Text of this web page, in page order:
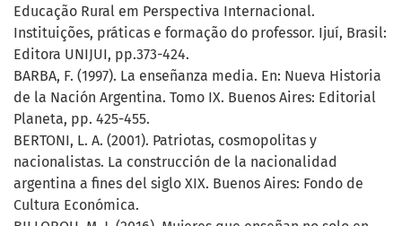
Educação Rural em Perspectiva Internacional.
Instituições, práticas e formação do professor. Ijuí, Brasil:
Editora UNIJUI, pp.373-424.
BARBA, F. (1997). La enseñanza media. En: Nueva Historia
de la Nación Argentina. Tomo IX. Buenos Aires: Editorial
Planeta, pp. 425-455.
BERTONI, L. A. (2001). Patriotas, cosmopolitas y
nacionalistas. La construcción de la nacionalidad
argentina a fines del siglo XIX. Buenos Aires: Fondo de
Cultura Económica.